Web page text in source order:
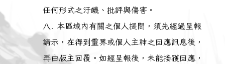
任何形式之汙衊、批評與傷害。
本區域內有關之個人提問，須先經過呈報
請示，在得到靈界或個人主神之回應訊息後，
再由版主回覆。如經呈報後，未能接獲回應，